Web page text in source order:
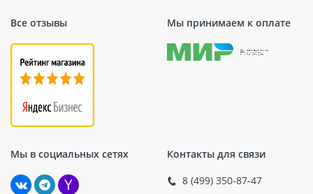
Все отзывы Мы принимаем к оплате
Мы в социальных сетях Контакты для связи
8 (499) 350-87-47